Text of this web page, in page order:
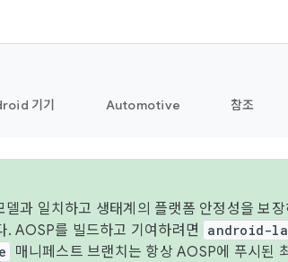
기기 Automotive 참조
과 일치하고 생태계의 플랫폼 안정성을 보
AOSP를 빌드하고 기여하려면
android-
매니페스트 브랜치는 항상 AOSP에 푸시된